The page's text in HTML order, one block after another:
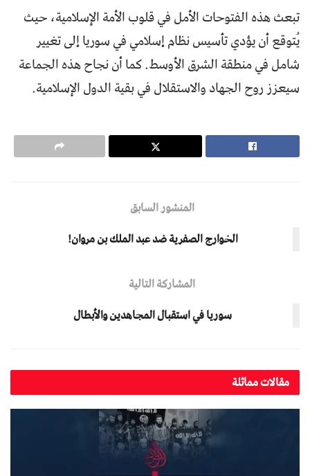
تبعث هذه الفتوحات الأمل في قلوب الأمة الإسلامية، حيث
يُتوقع أن يؤدي تأسيس نظام إسلامي في سوريا إلى تغيير
شامل في منطقة الشرق الأوسط. كما أن نجاح هذه الجماعة
سيعزز روح الجهاد والاستقلال في بقية الدول الإسلامية.
المنشور السابق
الخوارج الصفرية ضد عبد الملك بن مروان!
المشاركة التالية
سوريا في استقبال المجاهدين والأبطال
مقالات مماثلة